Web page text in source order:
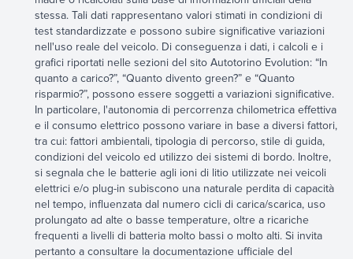
stessa. Tali dati rappresentano valori stimati in condizioni di
test standardizzate e possono subire significative variazioni
nell'uso reale del veicolo. Di conseguenza i dati, i calcoli e i
grafici riportati nelle sezioni del sito Autotorino Evolution: “In
quanto a carico?”, “Quanto divento green?” e “Quanto
risparmio?”, possono essere soggetti a variazioni significative.
In particolare, l'autonomia di percorrenza chilometrica effettiva
e il consumo elettrico possono variare in base a diversi fattori,
tra cui: fattori ambientali, tipologia di percorso, stile di guida,
condizioni del veicolo ed utilizzo dei sistemi di bordo. Inoltre,
si segnala che le batterie agli ioni di litio utilizzate nei veicoli
elettrici e/o plug-in subiscono una naturale perdita di capacità
nel tempo, influenzata dal numero cicli di carica/scarica, uso
prolungato ad alte o basse temperature, oltre a ricariche
frequenti a livelli di batteria molto bassi o molto alti. Si invita
pertanto a consultare la documentazione ufficiale del